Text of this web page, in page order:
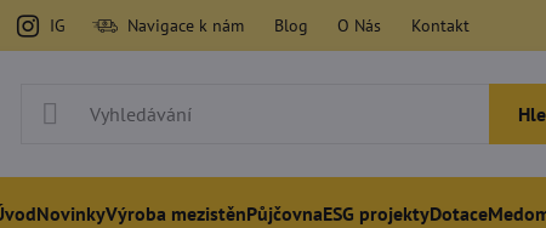
IG Navigace k nám Blog O Nás Kontakt
NovinkyVýroba mezistěnPůjčovnaESG projektyDotace